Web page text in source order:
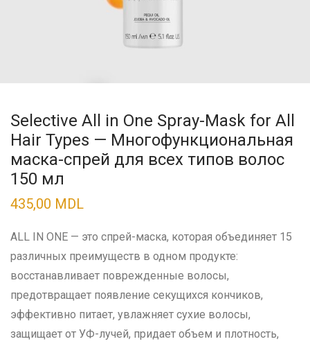
Selective All in One Spray-Mask for All
Hair Types — Многофункциональная
маска-спрей для всех типов волос
150 мл
435,00 MDL
ALL IN ONE — это спрей-маска, которая объединяет 15
различных преимуществ в одном продукте:
восстанавливает поврежденные волосы,
предотвращает появление секущихся кончиков,
эффективно питает, увлажняет сухие волосы,
защищает от УФ-лучей, придает объем и плотность,